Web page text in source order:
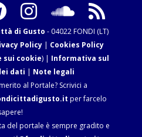
di Gusto - 04022 FONDI (LT)
Policy | Cookies Policy
sui cookie) | Informativa sul
dati | Note legali
al Portale? Scrivici a
per farcelo
del portale è sempre gradito e